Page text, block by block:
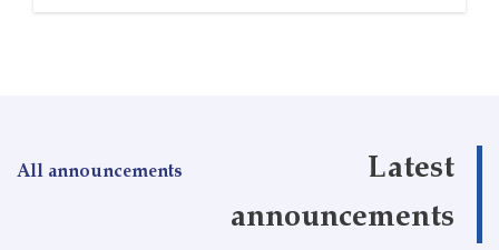
Latest
announcements
All announcements